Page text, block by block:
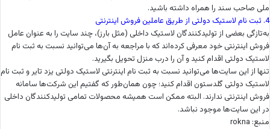
ملی صاحب سند را همراه داشته باشید.
4. ثبت نام لاستیک دولتی از طریق عاملین فروش اینترنتی
به‌تازگی بعضی از تولیدکنندگان لاستیک داخلی (مثل بارز)، چند سایت را به عنوان عامل
فروش اینترنتی خود معرفی کرده‌اند که با مراجعه به آن‌ها می‌توانید نسبت به ثبت نام
لاستیک دولتی اقدام کنید و آن را درب منزل تحویل بگیرید.
تنها از این سایت‌ها می‌توانید نسبت به ثبت نام اینترنتی لاستیک دولتی یزد تایر و ثبت نام
لاستیک دولتی گلدستون اقدام کنید؛ چون همان‌طور که گفتیم این شرکت‌ها سامانه
فروش اینترنتی ندارند. البته ممکن است همیشه محصولات تمامی تولیدکنندگان داخلی
در این سایت‌ها موجود نباشد.
منبع: rokna